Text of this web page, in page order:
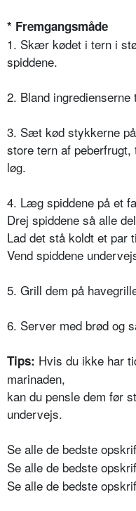
* Fremgangsmåde
1. Skær kødet i tern i
spiddene.
2. Bland ingredienserne
3. Sæt kød stykkerne
store tern af
løg.
4. Læg spiddene på et
Drej spiddene så alle
Lad det stå koldt et par
Vend spiddene
5. Grill dem på
6. Server med brød og
Tips: Hvis du ikke har
marinaden,
kan du pensle dem før
undervejs.
Se alle de bedste
Se alle de bedste
Se alle de bedste